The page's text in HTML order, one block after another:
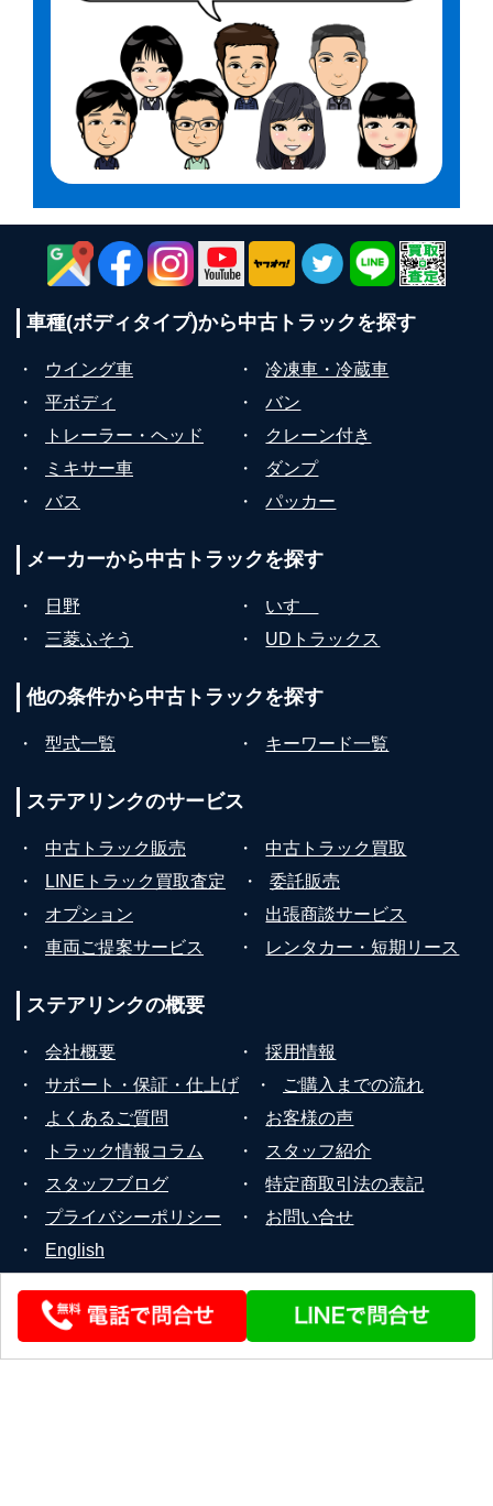
車種(ボディタイプ)から中古トラックを探す
・ ウイング車 ・
冷凍車・冷蔵車
・
平ボディ ・
バン
・
トレーラー・ヘッド ・
クレーン付き
・
ミキサー車 ・
ダンプ
・
バス ・ パッカー
メーカーから中古トラックを探す
・ 日野 ・
いすゞ
・
三菱ふそう ・ UDトラックス
他の条件から中古トラックを探す
・ 型式一覧 ・ キーワード一覧
ステアリンクのサービス
・ 中古トラック販売 ・
中古トラック買取
・
LINEトラック買取査定 ・
委託販売
・
オプション ・
出張商談サービス
・
車両ご提案サービス ・ レンタカー・短期リース
ステアリンクの概要
・ 会社概要 ・
採用情報
・
サポート・保証・仕上げ ・
ご購入までの流れ
・
よくあるご質問 ・
お客様の声
・
トラック情報コラム ・
スタッフ紹介
・
スタッフブログ ・
特定商取引法の表記
・
プライバシーポリシー ・
お問い合せ
・
English
© 2026 STEERLINK Co.,Ltd